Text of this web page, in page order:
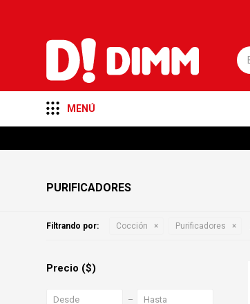
MENÚ
PURIFICADORES
Filtrando por: Cocción Purificadores
Precio ($)